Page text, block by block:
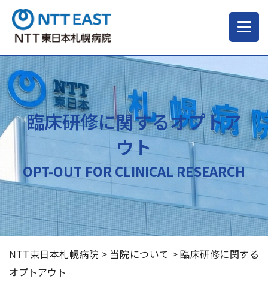
当院について
ご来院される方へ
診療科・部門
医療・介護関係の方
採用情報
臨床研修に関するオプトア
ウト
OPT-OUT FOR CLINICAL RESEARCH
NTT東日本札幌病院 > 当院について >臨床研修に関する
オプトアウト